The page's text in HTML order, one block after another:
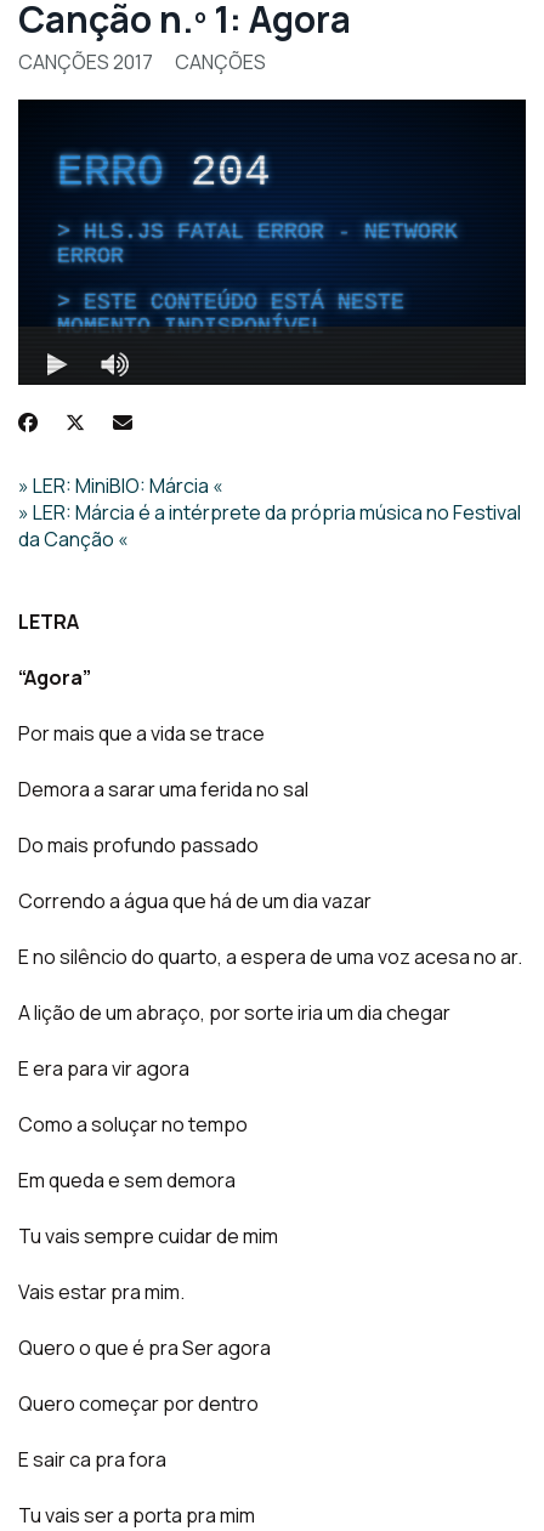
Canção n.º 1: Agora
CANÇÕES 2017 CANÇÕES
» LER: MiniBIO: Márcia «
» LER: Márcia é a intérprete da própria música no Festival
da Canção «
LETRA
“Agora”
Por mais que a vida se trace
Demora a sarar uma ferida no sal
Do mais profundo passado
Correndo a água que há de um dia vazar
E no silêncio do quarto, a espera de uma voz acesa no ar.
A lição de um abraço, por sorte iria um dia chegar
E era para vir agora
Como a soluçar no tempo
Em queda e sem demora
Tu vais sempre cuidar de mim
Vais estar pra mim.
Quero o que é pra Ser agora
Quero começar por dentro
E sair ca pra fora
Tu vais ser a porta pra mim